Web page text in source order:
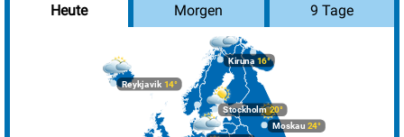
Heute Morgen 9 Tage
Kiruna 16°
Stockholm20°
Moskau 24°
Reykjavik 14°